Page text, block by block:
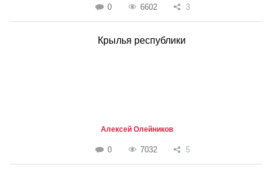
0 6602 3
Крылья республики
Алексей Олейников
0 7032 5